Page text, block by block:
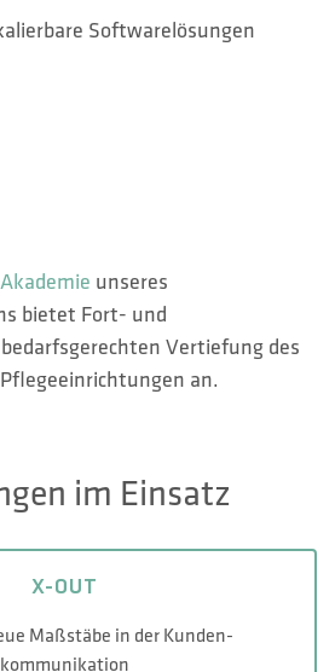
Softwarelösungen
unseres
bietet Fort- und
Vertiefung des
an.
im Einsatz
X-OUT
Maßstäbe in der Kunden-
kommunikation